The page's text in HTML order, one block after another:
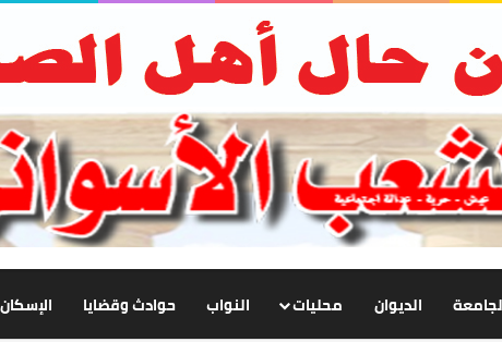
الديوان محليات النواب حوادث وقضايا الإسكان